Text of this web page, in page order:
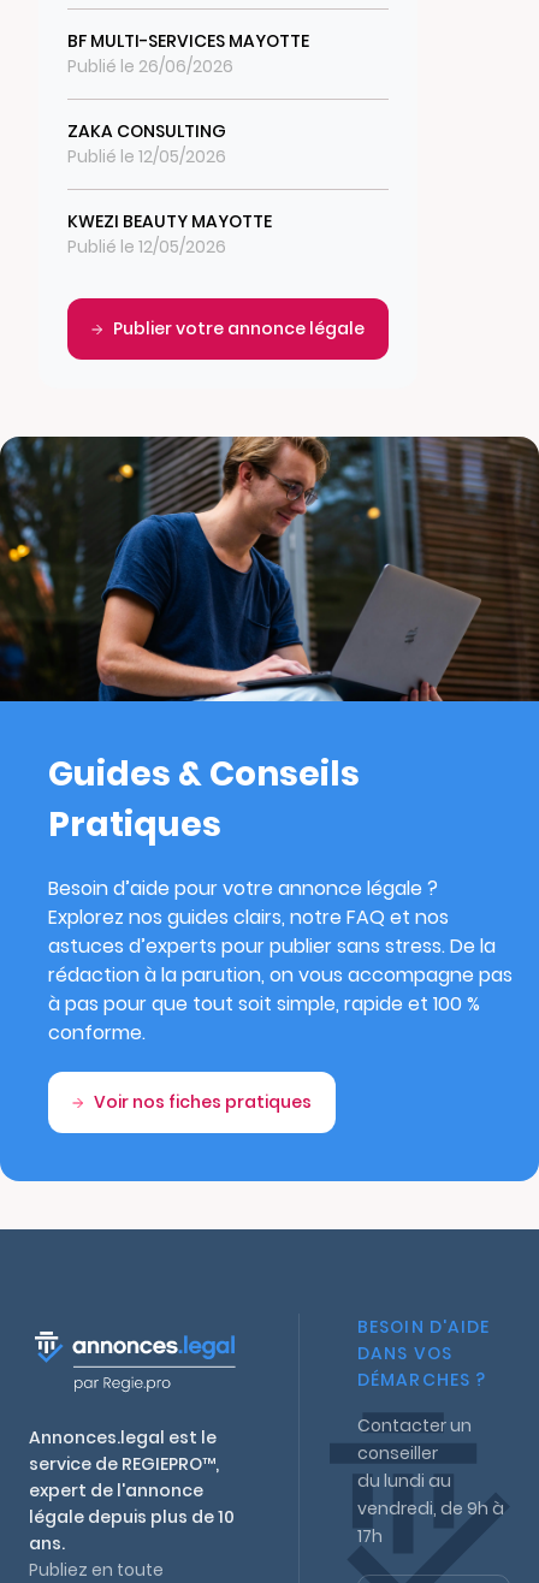
BF MULTI-SERVICES MAYOTTE
Publié le 26/06/2026
ZAKA CONSULTING
Publié le 12/05/2026
KWEZI BEAUTY MAYOTTE
Publié le 12/05/2026
Publier votre annonce légale
Guides & Conseils
Pratiques
Besoin d’aide pour votre annonce légale ?
Explorez nos guides clairs, notre FAQ et nos
astuces d’experts pour publier sans stress. De la
rédaction à la parution, on vous accompagne pas
à pas pour que tout soit simple, rapide et 100 %
conforme.
Voir nos fiches pratiques
Annonces.legal est le
service de REGIEPRO™,
expert de l'annonce
légale depuis plus de 10
ans.
Publiez en toute
BESOIN D'AIDE
DANS VOS
DÉMARCHES ?
Contacter un
conseiller
du lundi au
vendredi, de 9h à
17h